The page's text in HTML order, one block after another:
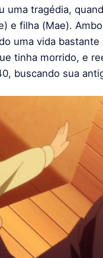
uma tragédia,
e filha (Mae).
uma vida
tinha morrido, e
buscando sua